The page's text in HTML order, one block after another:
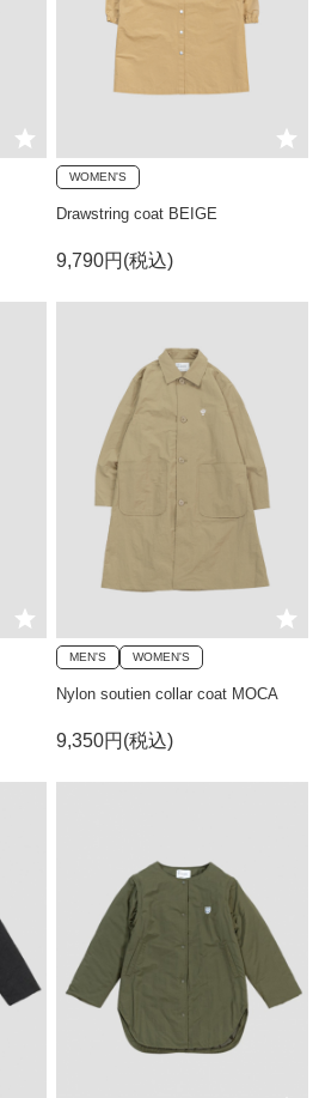
WOMEN'S
Drawstring coat BEIGE
9,790円(税込)
MEN'S WOMEN'S
Nylon soutien collar coat MOCA
9,350円(税込)